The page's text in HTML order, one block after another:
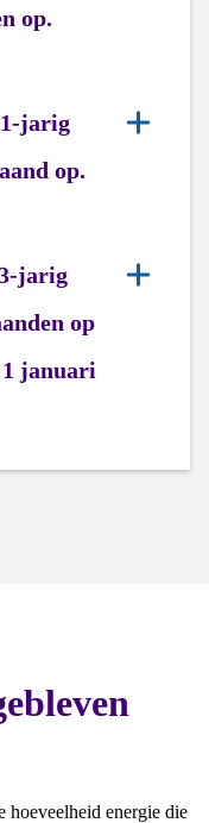
op.
1-jarig
op.
jarig
op
januari
hoeveelheid energie die